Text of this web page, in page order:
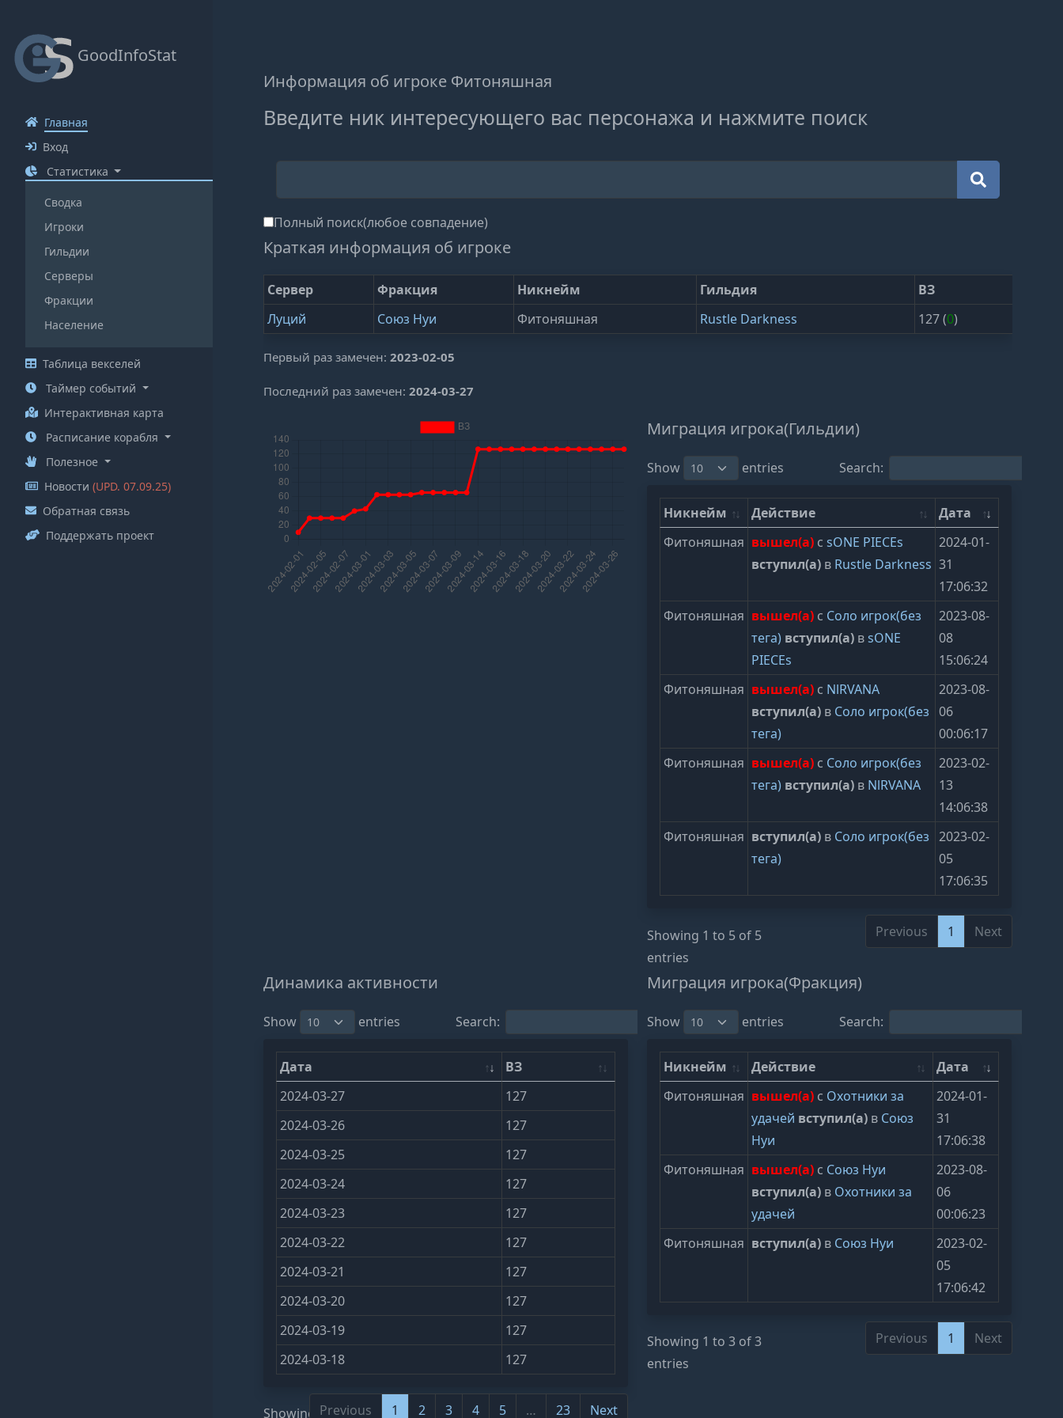
GoodInfoStat
Главная
Вход
Статистика
Сводка
Игроки
Гильдии
Серверы
Фракции
Население
Таблица векселей
Таймер событий
Интерактивная карта
Расписание корабля
Полезное
Новости (UPD. 07.09.25)
Обратная связь
Поддержать проект
Информация об игроке Фитоняшная
Введите ник интересующего вас персонажа и нажмите поиск
Полный поиск(любое совпадение)
Краткая информация об игроке
Сервер Фракция Никнейм Гильдия
ВЗ
Луций
Союз Нуи Фитоняшная Rustle Darkness 127 (0)
Первый раз замечен: 2023-02-05
Последний раз замечен: 2024-03-27
Миграция игрока(Гильдии)
Show entries Search:
Никнейм Действие
Дата
Фитоняшная вышел(а) сsONE PIECEs
вступил(а) в Rustle Darkness
2024-01-
31
17:06:32
Фитоняшная вышел(а) с Соло игрок(без
тега) вступил(а) вsONE
PIECEs
2023-08-
08
15:06:24
Фитоняшная вышел(а) с NlRVANA
вступил(а) в Соло игрок(без
тега)
2023-08-
06
00:06:17
Фитоняшная вышел(а) с Соло игрок(без
тега) вступил(а) в NlRVANA
2023-02-
13
14:06:38
Фитоняшная вступил(а) в Соло игрок(без
тега)
2023-02-
05
17:06:35
Showing 1 to 5 of 5
entries
Previous 1 Next
Динамика активности
Show entries Search:
Дата
ВЗ
2024-03-27
127
2024-03-26
127
2024-03-25
127
2024-03-24
127
2024-03-23
127
2024-03-22
127
2024-03-21
127
2024-03-20
127
2024-03-19
127
2024-03-18
127
Showing 1 to 10 of 229
Previous 1 2 3 4 5 … 23 Next
Миграция игрока(Фракция)
Show entries Search:
Никнейм Действие
Дата
Фитоняшная вышел(а) с Охотники за
удачей вступил(а) в Союз
Нуи
2024-01-
31
17:06:38
Фитоняшная вышел(а) с Союз Нуи
вступил(а) в Охотники за
удачей
2023-08-
06
00:06:23
Фитоняшная вступил(а) в Союз Нуи
2023-02-
05
17:06:42
Showing 1 to 3 of 3
entries
Previous 1 Next